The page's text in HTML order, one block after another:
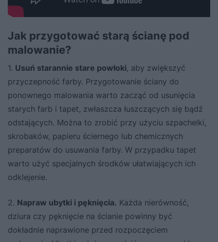
Jak przygotować starą ścianę pod
malowanie?
1. Usuń starannie stare powłoki, aby zwiększyć
przyczepność farby. Przygotowanie ściany do
ponownego malowania warto zacząć od usunięcia
starych farb i tapet, zwłaszcza łuszczących się bądź
odstających. Można to zrobić przy użyciu szpachelki,
skrobaków, papieru ściernego lub chemicznych
preparatów do usuwania farby. W przypadku tapet
warto użyć specjalnych środków ułatwiających ich
odklejenie.
2. Napraw ubytki i pęknięcia. Każda nierówność,
dziura czy pęknięcie na ścianie powinny być
dokładnie naprawione przed rozpoczęciem